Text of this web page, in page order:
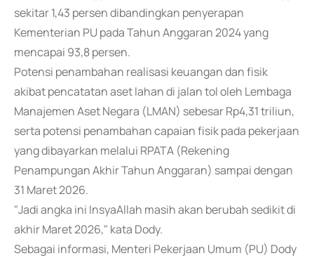
sekitar 1,43 persen dibandingkan penyerapan
Kementerian PU pada Tahun Anggaran 2024 yang
mencapai 93,8 persen.
Potensi penambahan realisasi keuangan dan fisik
akibat pencatatan aset lahan di jalan tol oleh Lembaga
Manajemen Aset Negara (LMAN) sebesar Rp4,31 triliun,
serta potensi penambahan capaian fisik pada pekerjaan
yang dibayarkan melalui RPATA (Rekening
Penampungan Akhir Tahun Anggaran) sampai dengan
31 Maret 2026.
"Jadi angka ini InsyaAllah masih akan berubah sedikit di
akhir Maret 2026," kata Dody.
Sebagai informasi, Menteri Pekerjaan Umum (PU) Dody